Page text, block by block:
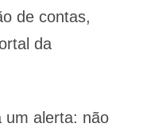
de contas,
da
um alerta: não